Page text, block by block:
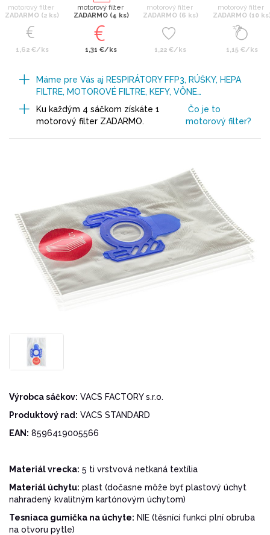
motorový filter
ZADARMO (2 ks)
1,62 €/ks
motorový filter
ZADARMO (4 ks)
1,31 €/ks
motorový filter
ZADARMO (6 ks)
1,22 €/ks
motorový filter
ZADARMO (10
1,15 €/ks
Máme pre Vás aj RESPIRÁTORY FFP3, RÚŠKY, HEPA
FILTRE, MOTOROVÉ FILTRE, KEFY, VÔNE…
Ku každým 4 sáčkom získáte 1
motorový filter ZADARMO.
Čo je to
motorový filter?
Výrobca sáčkov: VACS FACTORY s.r.o.
Produktový rad: VACS STANDARD
EAN: 8596419005566
Materiál vrecka: 5 ti vrstvová netkaná textília
Materiál úchytu: plast (dočasne môže byť plastový úchyt
nahradený kvalitným kartónovým úchytom)
Tesniaca gumička na úchyte: NIE (těsnící funkci plní obruba
na otvoru pytle)